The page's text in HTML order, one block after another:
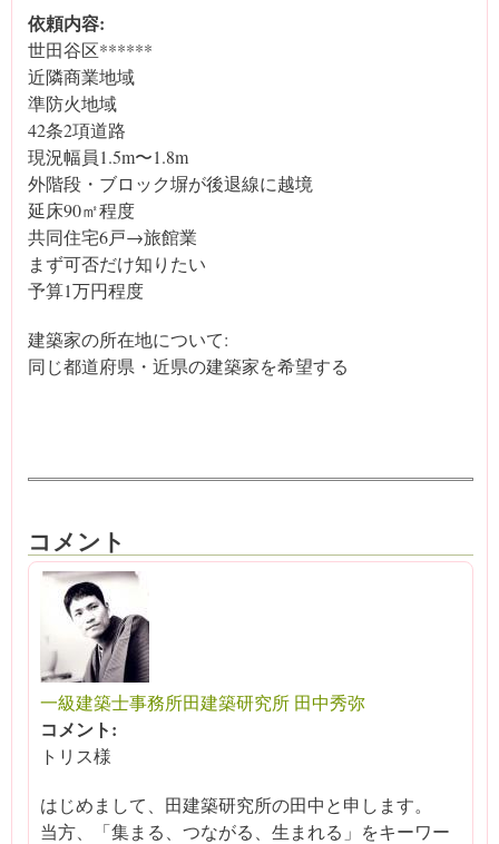
依頼内容:
世田谷区******
近隣商業地域
準防火地域
42条2項道路
現況幅員1.5m〜1.8m
外階段・ブロック塀が後退線に越境
延床90㎡程度
共同住宅6戸→旅館業
まず可否だけ知りたい
予算1万円程度
建築家の所在地について:
同じ都道府県・近県の建築家を希望する
コメント
一級建築士事務所田建築研究所 田中秀弥
コメント:
トリス様
はじめまして、田建築研究所の田中と申します。
当方、「集まる、つながる、生まれる」をキーワー